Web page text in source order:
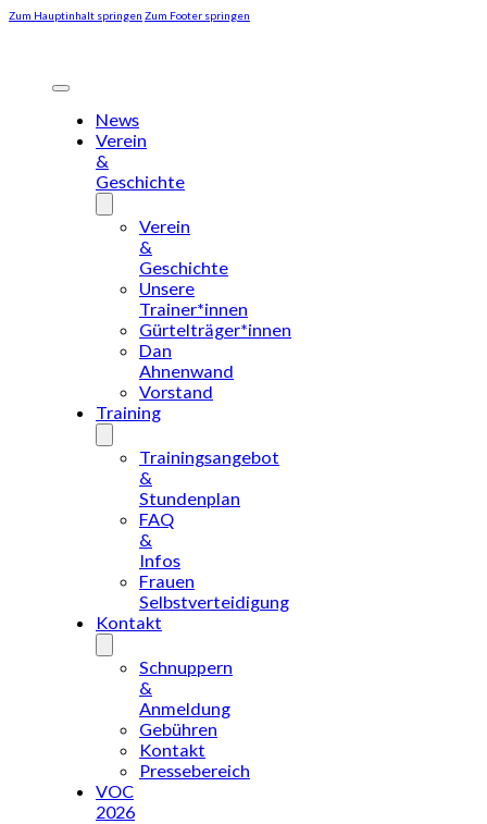
Zum Hauptinhalt springen Zum Footer springen
News
Verein
&
Geschichte
Verein
&
Geschichte
Unsere
Trainer*innen
Gürtelträger*innen
Dan
Ahnenwand
Vorstand
Training
Trainingsangebot
&
Stundenplan
FAQ
&
Infos
Frauen
Selbstverteidigung
Kontakt
Schnuppern
&
Anmeldung
Gebühren
Kontakt
Pressebereich
VOC
2026